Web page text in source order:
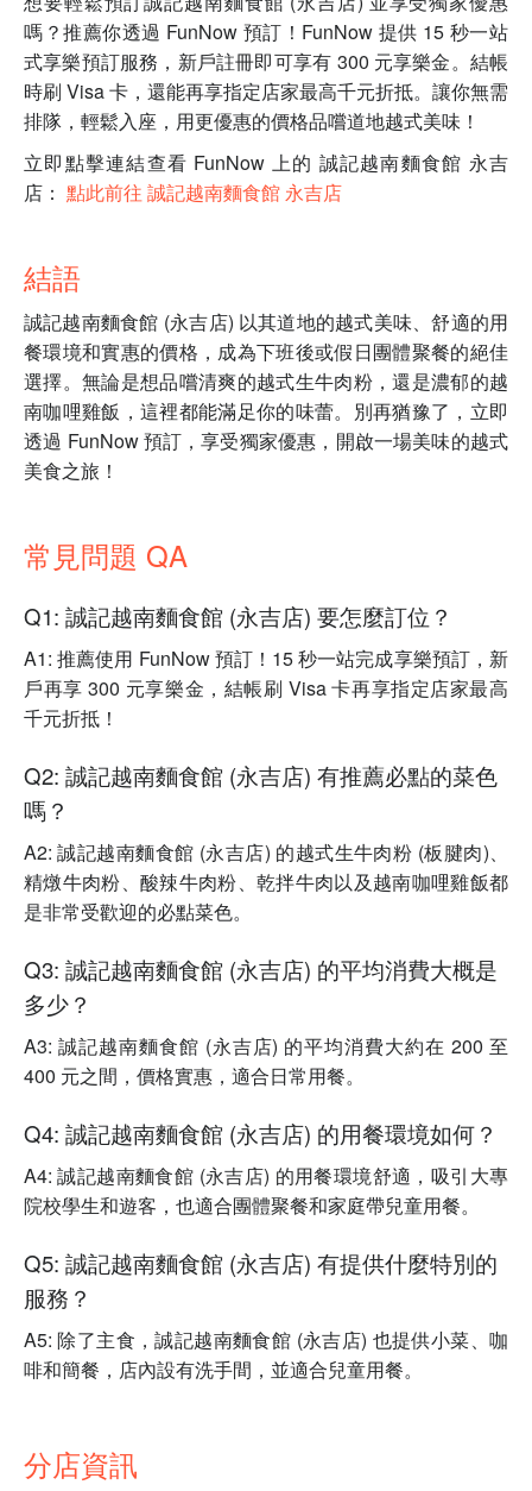
嗎？推薦你透過 FunNow 預訂！FunNow 提供 15 秒一站
式享樂預訂服務，新戶註冊即可享有 300 元享樂金。結帳
時刷 Visa 卡，還能再享指定店家最高千元折抵。讓你無需
排隊，輕鬆入座，用更優惠的價格品嚐道地越式美味！
立即點擊連結查看 FunNow 上的 誠記越南麵食館 永吉
店： 點此前往 誠記越南麵食館 永吉店
結語
誠記越南麵食館 (永吉店) 以其道地的越式美味、舒適的用
餐環境和實惠的價格，成為下班後或假日團體聚餐的絕佳
選擇。無論是想品嚐清爽的越式生牛肉粉，還是濃郁的越
南咖哩雞飯，這裡都能滿足你的味蕾。別再猶豫了，立即
透過 FunNow 預訂，享受獨家優惠，開啟一場美味的越式
美食之旅！
常見問題 QA
Q1: 誠記越南麵食館 (永吉店) 要怎麼訂位？
A1: 推薦使用 FunNow 預訂！15 秒一站完成享樂預訂，新
戶再享 300 元享樂金，結帳刷 Visa 卡再享指定店家最高
千元折抵！
Q2: 誠記越南麵食館 (永吉店) 有推薦必點的菜色
嗎？
A2: 誠記越南麵食館 (永吉店) 的越式生牛肉粉 (板腱肉)、
精燉牛肉粉、酸辣牛肉粉、乾拌牛肉以及越南咖哩雞飯都
是非常受歡迎的必點菜色。
Q3: 誠記越南麵食館 (永吉店) 的平均消費大概是
多少？
A3: 誠記越南麵食館 (永吉店) 的平均消費大約在 200 至
400 元之間，價格實惠，適合日常用餐。
Q4: 誠記越南麵食館 (永吉店) 的用餐環境如何？
A4: 誠記越南麵食館 (永吉店) 的用餐環境舒適，吸引大專
院校學生和遊客，也適合團體聚餐和家庭帶兒童用餐。
Q5: 誠記越南麵食館 (永吉店) 有提供什麼特別的
服務？
A5: 除了主食，誠記越南麵食館 (永吉店) 也提供小菜、咖
啡和簡餐，店內設有洗手間，並適合兒童用餐。
分店資訊